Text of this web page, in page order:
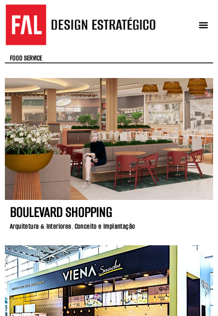
FOOD SERVICE
BOULEVARD SHOPPING
Arquitetura & Interiores, Conceito e Implantação